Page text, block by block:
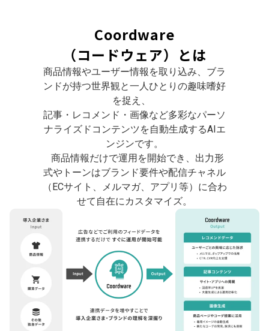
Coordware
（コードウェア）とは
商品情報やユーザー情報を取り込み、ブラ
ンドが持つ世界観と一人ひとりの趣味嗜好
を捉え、
記事・レコメンド・画像など多彩なパーソ
ナライズドコンテンツを自動生成するAIエ
ンジンです。
商品情報だけで運用を開始でき、出力形
式やトーンはブランド要件や配信チャネル
（ECサイト、メルマガ、アプリ等）に合わ
せて自在にカスタマイズ。